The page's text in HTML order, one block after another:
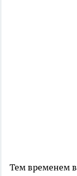
Тем временем